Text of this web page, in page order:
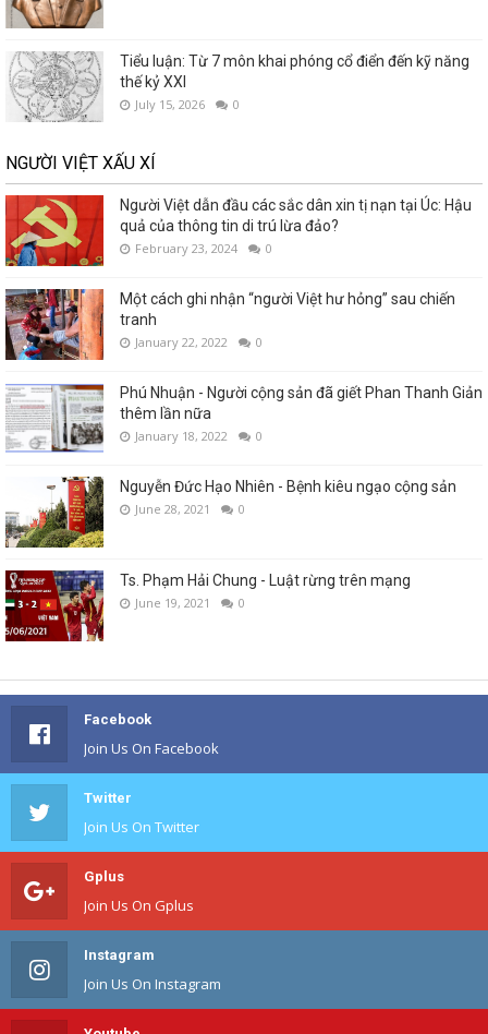
Tiểu luận: Từ 7 môn khai phóng cổ điển đến kỹ năng
thế kỷ XXI
July 15, 2026 0
NGƯỜI VIỆT XẤU XÍ
Người Việt dẫn đầu các sắc dân xin tị nạn tại Úc: Hậu
quả của thông tin di trú lừa đảo?
February 23, 2024 0
Một cách ghi nhận “người Việt hư hỏng” sau chiến
tranh
January 22, 2022 0
Phú Nhuận - Người cộng sản đã giết Phan Thanh Giản
thêm lần nữa
January 18, 2022 0
Nguyễn Đức Hạo Nhiên - Bệnh kiêu ngạo cộng sản
June 28, 2021 0
Ts. Phạm Hải Chung - Luật rừng trên mạng
June 19, 2021 0
Facebook
Join Us On Facebook
Twitter
Join Us On Twitter
Gplus
Join Us On Gplus
Instagram
Join Us On Instagram